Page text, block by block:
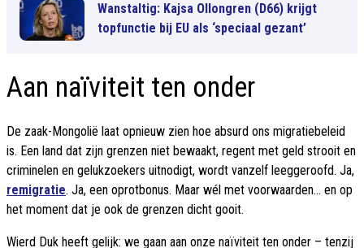
Wanstaltig: Kajsa Ollongren (D66) krijgt
topfunctie bij EU als ‘speciaal gezant’
Aan naïviteit ten onder
De zaak-Mongolië laat opnieuw zien hoe absurd ons migratiebeleid
is. Een land dat zijn grenzen niet bewaakt, regent met geld strooit en
criminelen en gelukzoekers uitnodigt, wordt vanzelf leeggeroofd. Ja,
remigratie. Ja, een oprotbonus. Maar wél met voorwaarden... en op
het moment dat je ook de grenzen dicht gooit.
Wierd Duk heeft gelijk: we gaan aan onze naïviteit ten onder – tenzij